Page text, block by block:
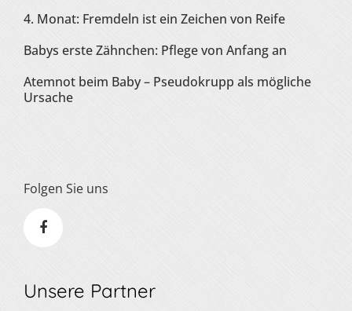
4. Monat: Fremdeln ist ein Zeichen von Reife
Babys erste Zähnchen: Pflege von Anfang an
Atemnot beim Baby – Pseudokrupp als mögliche
Ursache
Folgen Sie uns
Unsere Partner